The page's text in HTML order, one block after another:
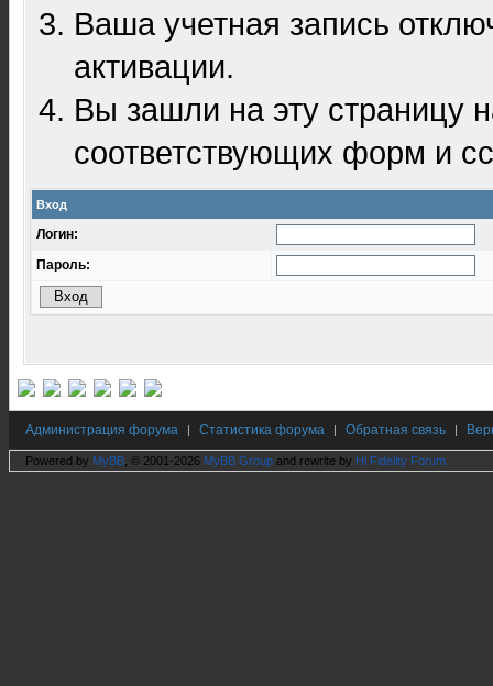
Ваша учетная запись
активации.
Вы зашли на эту
соответствующих форм и
Вход
Логин:
Пароль:
Администрация форума | Статистика форума | Обратная связь |
Powered by MyBB , © 2001-2026 MyBB Group and rewrite by Hi Fidelity Forum